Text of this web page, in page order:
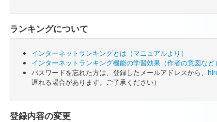
ランキングについて
インターネットランキングとは（マニュアルより）
インターネットランキング機能の学習効果（作者の意図など
パスワードを忘れた方は、登録したメールアドレスから、
遅れる場合があります。ご了承ください）
登録内容の変更